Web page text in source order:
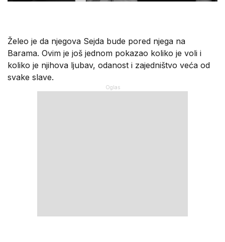
Želeo je da njegova Sejda bude pored njega na
Barama. Ovim je još jednom pokazao koliko je voli i
koliko je njihova ljubav, odanost i zajedništvo veća od
svake slave.